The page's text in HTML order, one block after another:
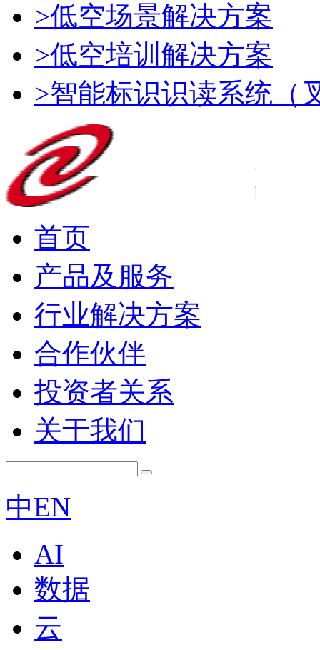
>低空场景解决方案
>低空培训解决方案
>智能标识识读系统（
首页
产品及服务
行业解决方案
合作伙伴
投资者关系
关于我们
中EN
AI
数据
云